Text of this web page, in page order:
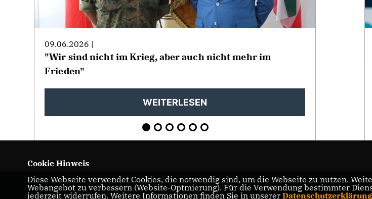
09.06.2026 |
"Wir sind nicht im Krieg, aber auch nicht mehr im
Frieden"
WEITERLESEN
Ruprecht Polenz
Cookie Hinweis
Diese Webseite verwendet Cookies, die notwendig sind, um die Webseite zu nutzen.
Webangebot zu verbessern (Website-Optmierung). Für die Verwendung bestimmter
jederzeit widerrufen. Weitere Informationen finden Sie in unserer Datenschutzerklärung